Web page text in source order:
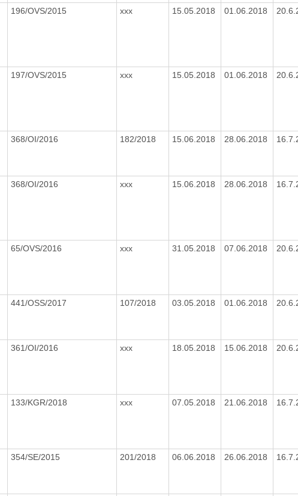
196/OVS/2015 xxx 15.05.2018 01.06.2018
197/OVS/2015 xxx 15.05.2018 01.06.2018
368/OI/2016 182/2018 15.06.2018 28.06.2018
368/OI/2016 xxx 15.06.2018 28.06.2018
65/OVS/2016 xxx 31.05.2018 07.06.2018
441/OSS/2017 107/2018 03.05.2018 01.06.2018
361/OI/2016 xxx 18.05.2018 15.06.2018
133/KGR/2018 xxx 07.05.2018 21.06.2018
354/SE/2015 201/2018 06.06.2018 26.06.2018